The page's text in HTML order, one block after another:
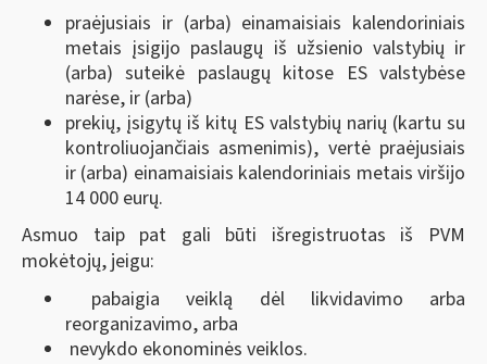
praėjusiais ir (arba) einamaisiais kalendoriniais
metais įsigijo paslaugų iš užsienio valstybių ir
(arba) suteikė paslaugų kitose ES valstybėse
narėse, ir (arba)
prekių, įsigytų iš kitų ES valstybių narių (kartu su
kontroliuojančiais asmenimis), vertė praėjusiais
ir (arba) einamaisiais kalendoriniais metais viršijo
14 000 eurų.
Asmuo taip pat gali būti išregistruotas iš PVM
mokėtojų, jeigu:
pabaigia veiklą dėl likvidavimo arba
reorganizavimo, arba
nevykdo ekonominės veiklos.